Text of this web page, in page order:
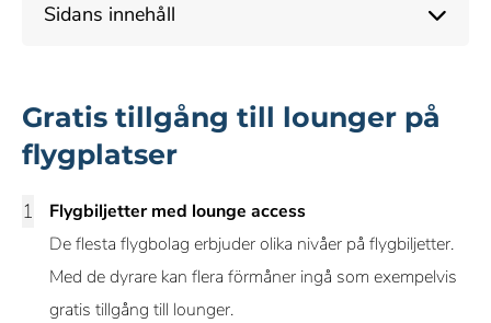
Sidans innehåll
Gratis tillgång till lounger på
flygplatser
Flygbiljetter med lounge access
De flesta flygbolag erbjuder olika nivåer på flygbiljetter.
Med de dyrare kan flera förmåner ingå som exempelvis
gratis tillgång till lounger.